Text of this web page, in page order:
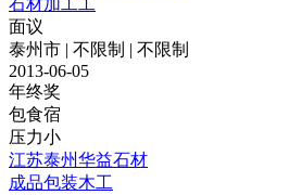
石材加工工
面议
泰州市 | 不限制 | 不限制
2013-06-05
年终奖
包食宿
压力小
江苏泰州华益石材
成品包装木工